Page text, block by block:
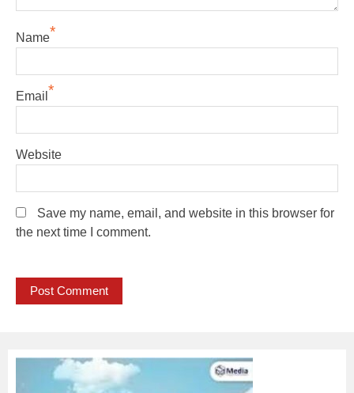
Name*
Email *
Website
Save my name, email, and website in this browser for
the next time I comment.